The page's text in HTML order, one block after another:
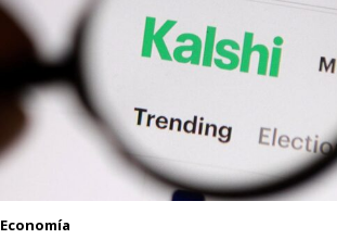
Economía